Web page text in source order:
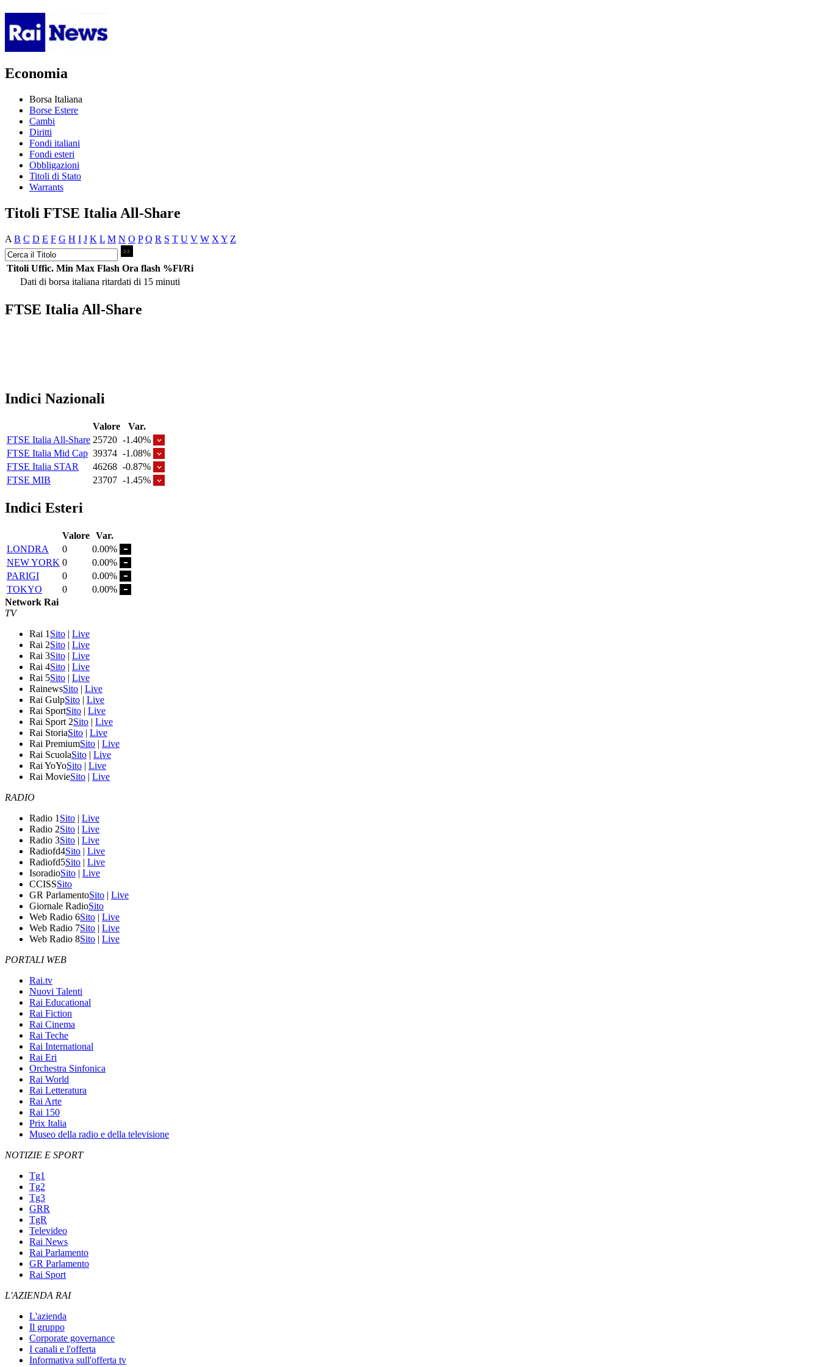
Economia
Borsa Italiana
Borse Estere
Cambi
Diritti
Fondi italiani
Fondi esteri
Obbligazioni
Titoli di Stato
Warrants
Titoli FTSE Italia All-Share
A B C D E F G H I J K L M N O P Q R S T U V W X Y Z
Titoli Uffic. Min Max Flash Ora flash %Fl/Ri
Dati di borsa italiana ritardati di 15 minuti
FTSE Italia All-Share
Indici Nazionali
Valore
Var.
FTSE Italia All-Share 25720 -1.40%
FTSE Italia Mid Cap 39374 -1.08%
FTSE Italia STAR
46268 -0.87%
FTSE MIB
23707 -1.45%
Indici Esteri
Valore Var.
LONDRA
0
0.00%
NEW YORK 0
0.00%
PARIGI
0
0.00%
TOKYO
0
0.00%
Network Rai
TV
Rai 1 Sito | Live
Rai 2Sito | Live
Rai 3Sito | Live
Rai 4Sito | Live
Rai 5Sito | Live
RainewsSito | Live
Rai GulpSito | Live
Rai SportSito | Live
Rai Sport 2Sito | Live
Rai StoriaSito | Live
Rai PremiumSito | Live
Rai ScuolaSito | Live
Rai YoYoSito | Live
Rai MovieSito | Live
RADIO
Radio 1 Sito | Live
Radio 2Sito | Live
Radio 3Sito | Live
Radiofd4Sito | Live
Radiofd5Sito | Live
IsoradioSito | Live
CCISSSito
GR ParlamentoSito | Live
Giornale RadioSito
Web Radio 6Sito | Live
Web Radio 7Sito | Live
Web Radio 8Sito | Live
PORTALI WEB
Rai.tv
Nuovi Talenti
Rai Educational
Rai Fiction
Rai Cinema
Rai Teche
Rai International
Rai Eri
Orchestra Sinfonica
Rai World
Rai Letteratura
Rai Arte
Rai 150
Prix Italia
Museo della radio e della televisione
NOTIZIE E SPORT
Tg1
Tg2
Tg3
GRR
TgR
Televideo
Rai News
Rai Parlamento
GR Parlamento
Rai Sport
L'AZIENDA RAI
L'azienda
Il gruppo
Corporate governance
I canali e l'offerta
Informativa sull'offerta tv